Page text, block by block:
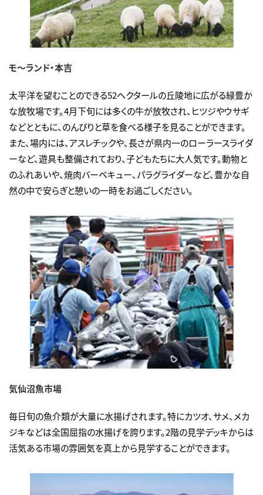
モ～ランド・本吉
太平洋を望むことのできる52ヘクタールの丘陵地に広がる緑豊か
な放牧場です。4月下旬には多くの牛が放牧され、ヒツジやウサギ
などとともに、のんびりと草を食べる様子を見ることができます。
また、場内には、アスレチックや、長さが県内一のローラースライダ
ーなど、遊具も整備されており、子どもたちに大人気です。動物と
のふれあいや、焼肉バーベキュー、パラグライダーなど、豊かな自
然の中で安らぎと憩いの一時をお過ごしください。
気仙沼魚市場
毎日旬の魚介類が大量に水揚げされます。特にカツオ、サメ、メカ
ジキなどは全国屈指の水揚げを誇ります。2階の見学デッキからは
活気ある市場の雰囲気を真上から見学することができます。